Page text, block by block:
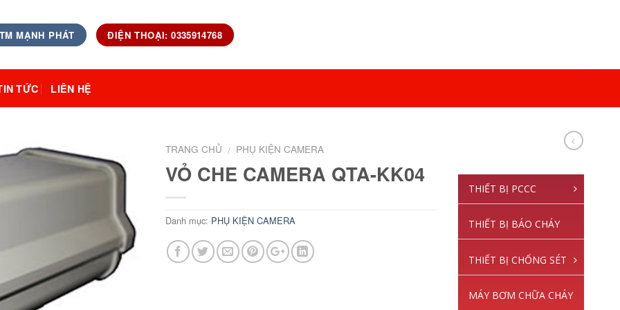
MẠNH PHÁT ĐIỆN THOẠI: 0335914768
TỨC LIÊN HỆ
TRANG CHỦ / PHỤ KIỆN CAMERA
VỎ CHE CAMERA QTA-KK04
Danh mục: PHỤ KIỆN CAMERA
THIẾT BỊ PCCC
THIẾT BỊ BÁO CHÁY
THIẾT BỊ CHỐNG SÉT
MÁY BƠM CHỮA CHÁY